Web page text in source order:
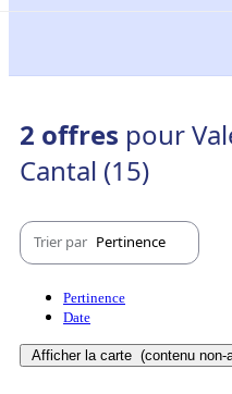
2 offres pour
Cantal (15)
Trier par Pertinence
Pertinence
Date
Afficher la carte (contenu non-